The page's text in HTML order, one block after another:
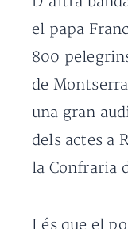
el papa
800
de
una gran
dels actes a
la Confraria
I és que el